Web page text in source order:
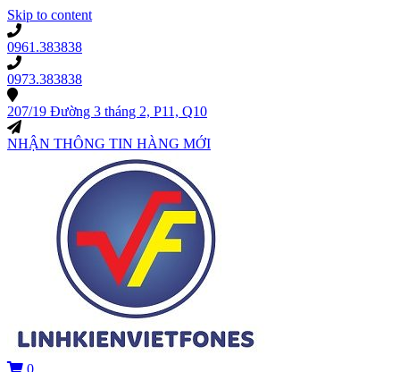
Skip to content
0961.383838
0973.383838
207/19 Đường 3 tháng 2, P11, Q10
NHẬN THÔNG TIN HÀNG MỚI
0